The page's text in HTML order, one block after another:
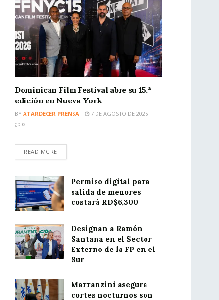
Dominican Film Festival abre su 15.ª
edición en Nueva York
BY ATARDECER PRENSA
7 DE AGOSTO DE 2026
0
READ MORE
Permiso digital para
salida de menores
costará RD$6,300
Designan a Ramón
Santana en el Sector
Externo de la FP en el
Sur
Marranzini asegura
cortes nocturnos son